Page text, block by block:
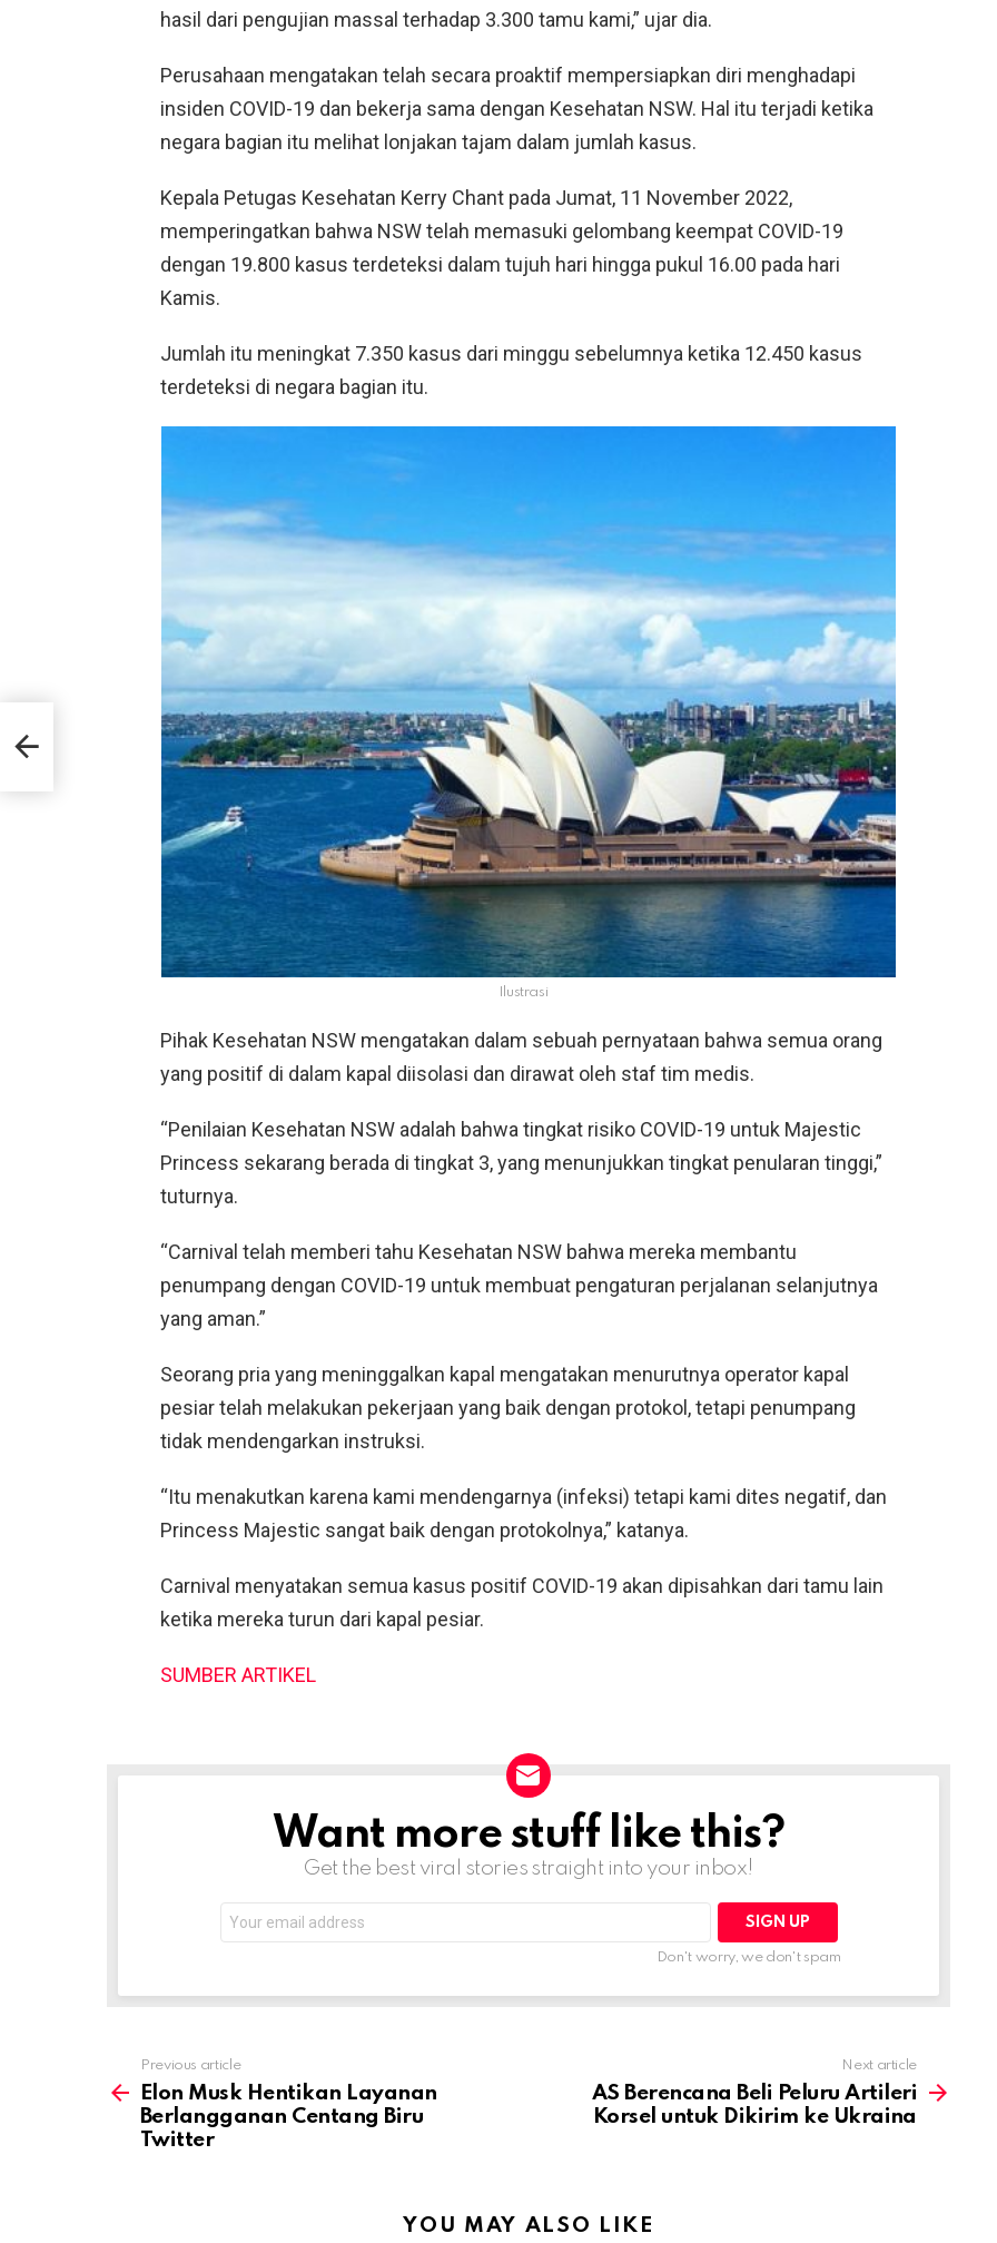
hasil dari pengujian massal terhadap 3.300 tamu kami,” ujar dia.
Perusahaan mengatakan telah secara proaktif mempersiapkan diri menghadapi
insiden COVID-19 dan bekerja sama dengan Kesehatan NSW. Hal itu terjadi ketika
negara bagian itu melihat lonjakan tajam dalam jumlah kasus.
Kepala Petugas Kesehatan Kerry Chant pada Jumat, 11 November 2022,
memperingatkan bahwa NSW telah memasuki gelombang keempat COVID-19
dengan 19.800 kasus terdeteksi dalam tujuh hari hingga pukul 16.00 pada hari
Kamis.
Jumlah itu meningkat 7.350 kasus dari minggu sebelumnya ketika 12.450 kasus
terdeteksi di negara bagian itu.
Ilustrasi
Pihak Kesehatan NSW mengatakan dalam sebuah pernyataan bahwa semua orang
yang positif di dalam kapal diisolasi dan dirawat oleh staf tim medis.
“Penilaian Kesehatan NSW adalah bahwa tingkat risiko COVID-19 untuk Majestic
Princess sekarang berada di tingkat 3, yang menunjukkan tingkat penularan tinggi,”
tuturnya.
“Carnival telah memberi tahu Kesehatan NSW bahwa mereka membantu
penumpang dengan COVID-19 untuk membuat pengaturan perjalanan selanjutnya
yang aman.”
Seorang pria yang meninggalkan kapal mengatakan menurutnya operator kapal
pesiar telah melakukan pekerjaan yang baik dengan protokol, tetapi penumpang
tidak mendengarkan instruksi.
“Itu menakutkan karena kami mendengarnya (infeksi) tetapi kami dites negatif, dan
Princess Majestic sangat baik dengan protokolnya,” katanya.
Carnival menyatakan semua kasus positif COVID-19 akan dipisahkan dari tamu lain
ketika mereka turun dari kapal pesiar.
SUMBER ARTIKEL
NEWSLETTERWant more stuff like this?
Get the best viral stories straight into your inbox!
address:
Don't worry, we don't spam
more
Previous article
Elon Musk Hentikan Layanan
Berlangganan Centang Biru
Twitter
Next article
AS Berencana Beli Peluru Artileri
Korsel untuk Dikirim ke Ukraina
YOU MAY ALSO LIKE